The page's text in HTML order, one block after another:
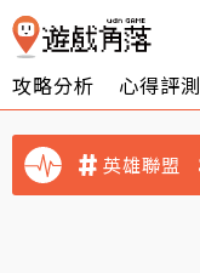
攻略分析 心得評測
英雄聯盟